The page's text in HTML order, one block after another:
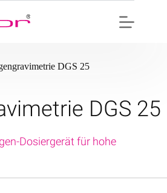
DGS 25
DGS 25
Dosiergerät für hohe